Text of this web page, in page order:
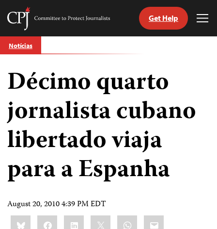
Skip
to
Committee
Journalists
Get Help
Notícias
Décimo quarto
jornalista cubano
libertado viaja
para a Espanha
August 20, 2010 4:39 PM EDT
Share
this:BlueskyFacebookLinkedIn WhatsApp
Email